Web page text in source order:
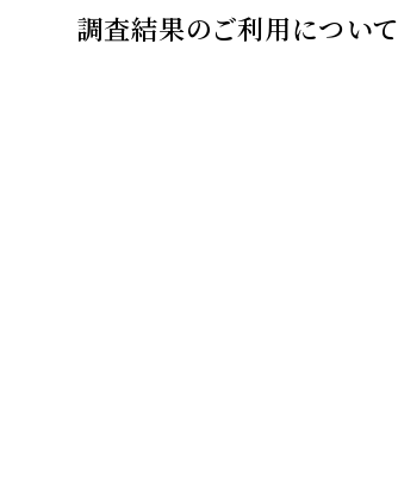
調査結果のご利用について